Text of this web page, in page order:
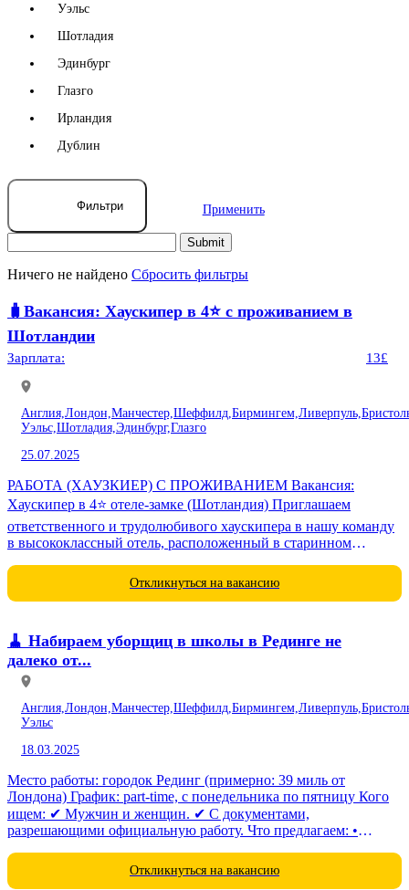
Уэльс
Шотладия
Эдинбург
Глазго
Ирландия
Дублин
Фильтри Применить
Ничего не найдено Сбросить фильтры
🧳Вакансия: Хаускипер в 4⭐️ c проживанием в
Шотландии
Зарплата: 13£
Англия, Лондон, Манчестер, Шеффилд, Бирмингем, Ливерпуль,
Уэльс, Шотладия, Эдинбург,Глазго
25.07.2025
РАБОТА (ХАУЗКИЕР) С ПРОЖИВАНИЕМ Вакансия:
Хаускипер в 4⭐️ отеле-замке (Шотландия) Приглашаем
ответственного и трудолюбивого хаускипера в нашу команду
в высококлассный отель, расположенный в старинном
Откликнуться на вакансию
🧹 Набираем уборщиц в школы в Рединге не
далеко от...
Англия, Лондон, Манчестер, Шеффилд, Бирмингем, Ливерпуль,
Уэльс
18.03.2025
Место работы: городок Рединг (примерно: 39 миль от
Лондона) График: part-time, с понедельника по пятницу Кого
ищем: ✔ Мужчин и женщин. ✔ С документами,
разрешающими официальную работу. Что предлагаем: •
Детали по...
Откликнуться на вакансию